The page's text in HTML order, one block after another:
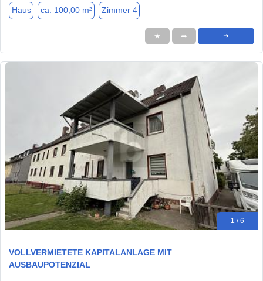
Haus ca. 100,00 m² Zimmer 4
★ ➦ ➜
1 / 6
VOLLVERMIETETE KAPITALANLAGE MIT
AUSBAUPOTENZIAL